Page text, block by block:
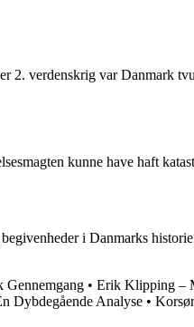
2. verdenskrig var Danmark
kunne have haft
i Danmarks
• Erik Klipping –
Dybdegående Analyse •